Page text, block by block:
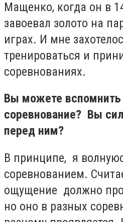
Мащенко, когда он в
завоевал золото на
играх. И мне
тренироваться и
соревнованиях.
Вы можете вспомнить
соревнование? Вы
перед ним?
В принципе, я
соревнованием.
ощущение должно
но оно в разных